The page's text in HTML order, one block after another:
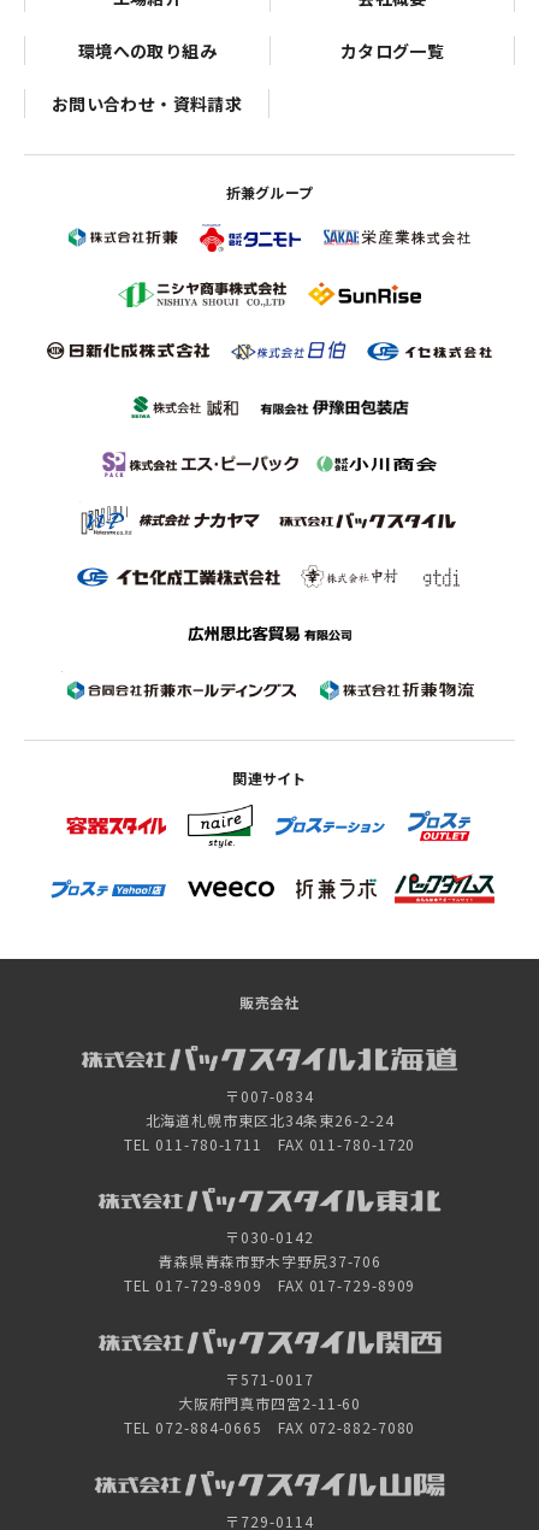
環境への取り組み カタログ一覧
お問い合わせ・資料請求
折兼グループ
関連サイト
販売会社
〒007-0834
北海道札幌市東区北34条東26-2-24
TEL 011-780-1711 FAX 011-780-1720
〒030-0142
青森県青森市野木字野尻37-706
TEL 017-729-8909 FAX 017-729-8909
〒571-0017
大阪府門真市四宮2-11-60
TEL 072-884-0665 FAX 072-882-7080
〒729-0114